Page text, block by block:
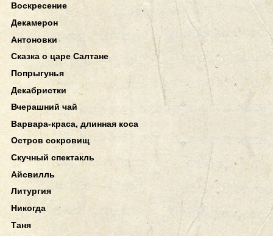
Воскресение
Декамерон
Антоновки
Сказка о царе Салтане
Попрыгунья
Декабристки
Вчерашний чай
Варвара-краса, длинная коса
Остров сокровищ
Скучный спектакль
Айсвилль
Литургия
Никогда
Таня